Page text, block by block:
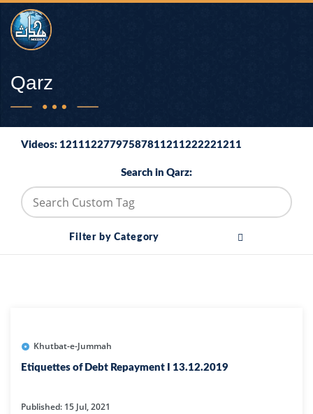
Qarz
Videos: 12111227797587811211222221211
Search in Qarz:
Filter by Category
Khutbat-e-Jummah
Etiquettes of Debt Repayment I 13.12.2019
Published: 15 Jul, 2021